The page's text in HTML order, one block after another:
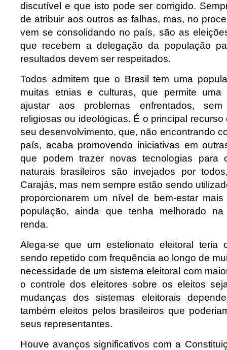
discutível e que isto pode ser corrigido.
de atribuir aos outros as falhas, mas, no
vem se consolidando no país, são as
que recebem a delegação da população
resultados devem ser respeitados.
Todos admitem que o Brasil tem uma
muitas etnias e culturas, que permite uma
ajustar aos problemas enfrentados, sem
religiosas ou ideológicas. É o principal
seu desenvolvimento, que, não encontrando
país, acaba promovendo iniciativas em
que podem trazer novas tecnologias para
naturais brasileiros são invejados por
Carajás, mas nem sempre estão sendo
proporcionarem um nível de bem-estar
população, ainda que tenha melhorado
renda.
Alega-se que um estelionato eleitoral teria
sendo repetido com frequência ao longo de
necessidade de um sistema eleitoral com
o controle dos eleitores sobre os eleitos
mudanças dos sistemas eleitorais
também eleitos pelos brasileiros que
seus representantes.
Houve avanços significativos com a